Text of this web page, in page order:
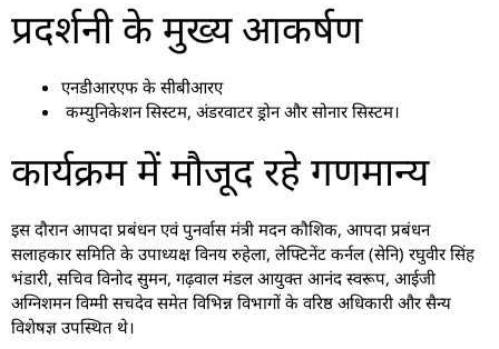
प्रदर्शनी के मुख्य आकर्षण
एनडीआरएफ के सीबीआरए
कम्युनिकेशन सिस्टम, अंडरवाटर ड्रोन और सोनार सिस्टम।
कार्यक्रम में मौजूद रहे गणमान्य
इस दौरान आपदा प्रबंधन एवं पुनर्वास मंत्री मदन कौशिक, आपदा प्रबंधन
सलाहकार समिति के उपाध्यक्ष विनय रुहेला, लेफ्टिनेंट कर्नल (सेनि) रघुवीर सिंह
भंडारी, सचिव विनोद सुमन, गढ़वाल मंडल आयुक्त आनंद स्वरूप, आईजी
अग्निशमन विम्मी सचदेव समेत विभिन्न विभागों के वरिष्ठ अधिकारी और सैन्य
विशेषज्ञ उपस्थित थे।